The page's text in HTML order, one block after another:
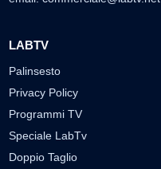
LABTV
Palinsesto
Privacy Policy
Programmi TV
Speciale LabTv
Doppio Taglio